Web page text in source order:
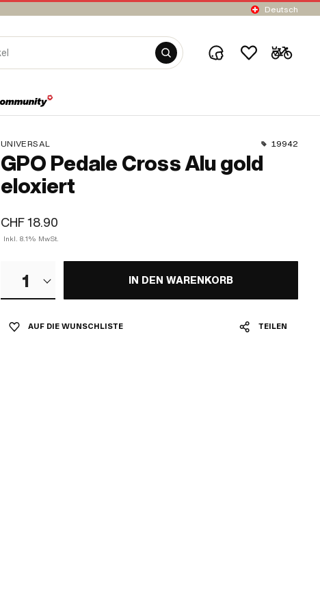
Deutsch
UNIVERSAL 19942
GPO Pedale Cross Alu gold
eloxiert
CHF 18.90
Inkl. 8.1% MwSt.
1 IN DEN WARENKORB
AUF DIE WUNSCHLISTE TEILEN